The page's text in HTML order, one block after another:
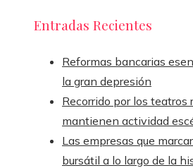
Entradas Recientes
Reformas bancarias
la gran depresión
Recorrido por los teatros
mantienen actividad
Las empresas que
bursátil a lo largo de la